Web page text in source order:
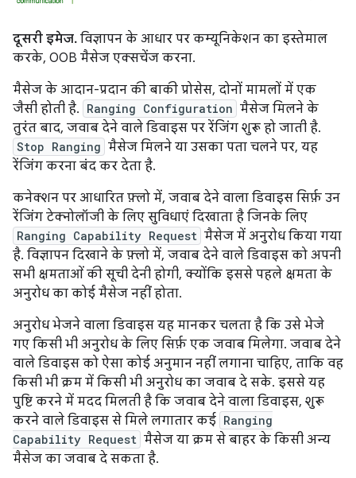
दूसरी इमेज. विज्ञापन के आधार पर कम्यूनिकेशन का इस्तेमाल
करके, OOB मैसेज एक्सचेंज करना.
मैसेज के आदान-प्रदान की बाकी प्रोसेस, दोनों मामलों में एक
जैसी होती है. Ranging Configuration मैसेज मिलने के
तुरंत बाद, जवाब देने वाले डिवाइस पर रेंजिंग शुरू हो जाती है.
Stop Ranging मैसेज मिलने या उसका पता चलने पर, यह
रेंजिंग करना बंद कर देता है.
कनेक्शन पर आधारित फ़्लो में, जवाब देने वाला डिवाइस सिर्फ़ उन
रेंजिंग टेक्नोलॉजी के लिए सुविधाएं दिखाता है जिनके लिए
Ranging Capability Request मैसेज में अनुरोध किया गया
है. विज्ञापन दिखाने के फ़्लो में, जवाब देने वाले डिवाइस को अपनी
सभी क्षमताओं की सूची देनी होगी, क्योंकि इससे पहले क्षमता के
अनुरोध का कोई मैसेज नहीं होता.
अनुरोध भेजने वाला डिवाइस यह मानकर चलता है कि उसे भेजे
गए किसी भी अनुरोध के लिए सिर्फ़ एक जवाब मिलेगा. जवाब देने
वाले डिवाइस को ऐसा कोई अनुमान नहीं लगाना चाहिए, ताकि वह
किसी भी क्रम में किसी भी अनुरोध का जवाब दे सके. इससे यह
पुष्टि करने में मदद मिलती है कि जवाब देने वाला डिवाइस, शुरू
करने वाले डिवाइस से मिले लगातार कई Ranging
Capability Request मैसेज या क्रम से बाहर के किसी अन्य
मैसेज का जवाब दे सकता है.